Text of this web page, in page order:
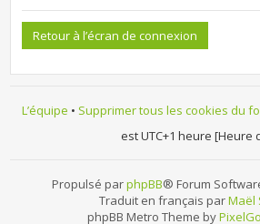
Retour à l’écran de connexion
L’équipe • Supprimer tous les cookies du
est UTC+1 heure [Heure
Propulsé parphpBB® Forum
Traduit en français parMaël
phpBB Metro Theme by